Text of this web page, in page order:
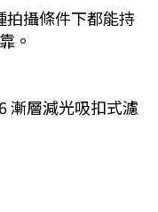
拍攝條件下都能持
。
漸層減光吸扣式濾